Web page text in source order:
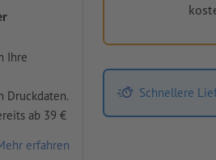
Ihre
Druckdaten.
ab 39 €
erfahren
Schnellere